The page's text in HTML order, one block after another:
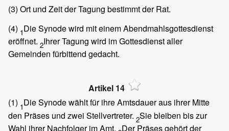
(3) Ort und Zeit der Tagung bestimmt der Rat.
(4) 1Die Synode wird mit einem Abendmahlsgottesdienst
eröffnet. 2Ihrer Tagung wird im Gottesdienst aller
Gemeinden fürbittend gedacht.
Artikel 14
(1) 1Die Synode wählt für ihre Amtsdauer aus ihrer Mitte
den Präses und zwei Stellvertreter. 2Sie bleiben bis zur
Wahl ihrer Nachfolger im Amt. Der Präses gehört der